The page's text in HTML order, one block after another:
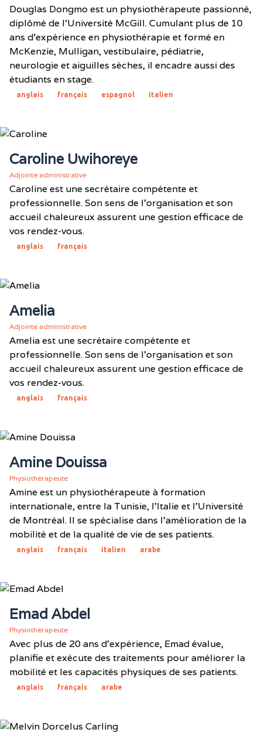
Douglas Dongmo est un physiothérapeute passionné,
diplômé de l'Université McGill. Cumulant plus de 10
ans d'expérience en physiothérapie et formé en
McKenzie, Mulligan, vestibulaire, pédiatrie,
neurologie et aiguilles sèches, il encadre aussi des
étudiants en stage.
anglais français espagnol italien
Caroline Uwihoreye
Adjointe administrative
Caroline est une secrétaire compétente et
professionnelle. Son sens de l'organisation et son
accueil chaleureux assurent une gestion efficace de
vos rendez-vous.
anglais français
Amelia
Adjointe administrative
Amelia est une secrétaire compétente et
professionnelle. Son sens de l'organisation et son
accueil chaleureux assurent une gestion efficace de
vos rendez-vous.
anglais français
Amine Douissa
Physiothérapeute
Amine est un physiothérapeute à formation
internationale, entre la Tunisie, l'Italie et l'Université
de Montréal. Il se spécialise dans l'amélioration de la
mobilité et de la qualité de vie de ses patients.
anglais français italien arabe
Emad Abdel
Physiothérapeute
Avec plus de 20 ans d'expérience, Emad évalue,
planifie et exécute des traitements pour améliorer la
mobilité et les capacités physiques de ses patients.
anglais français arabe